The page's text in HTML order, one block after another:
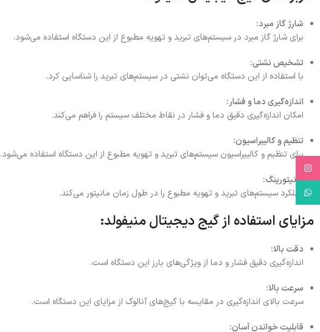
شارژ گاز مبرد:
برای شارژ گاز مبرد در سیستم‌های تبرید و تهویه مطبوع از این دستگاه استفاده می‌شود.
تشخیص نشتی:
با استفاده از این دستگاه می‌توان نشتی در سیستم‌های تبرید را شناسایی کرد.
اندازه‌گیری دما و فشار:
امکان اندازه‌گیری دقیق دما و فشار در نقاط مختلف سیستم را فراهم می‌کند.
تنظیم و کالیبراسیون:
برای تنظیم و کالیبراسیون سیستم‌های تبرید و تهویه مطبوع از این دستگاه استفاده می‌شود.
مانیتورینگ:
عملکرد سیستم‌های تبرید و تهویه مطبوع را در طول زمان مانیتور می‌کند.
مزایای استفاده از گیج دیجیتال منیفولد:
دقت بالا:
اندازه‌گیری دقیق فشار و دما از ویژگی‌های بارز این دستگاه است.
سرعت بالا:
سرعت بالای اندازه‌گیری در مقایسه با گیج‌های آنالوگ از مزایای این دستگاه است.
قابلیت خواندن آسان:
WhatsApp